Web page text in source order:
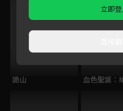
詭山 血色聖誕：
立即